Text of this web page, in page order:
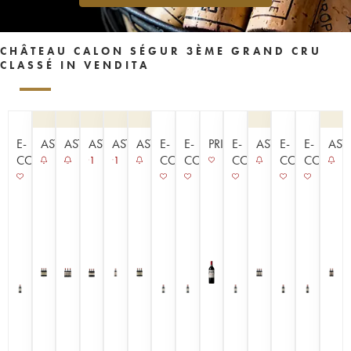
CHÂTEAU CALON SÉGUR 3ÈME GRAND CRU
CLASSÉ IN VENDITA
E-
COMMERCE
ASTAASTAASTA
1
ASTA
1
ASTAE-
COMMERCE
E-
COMMERCE
PRIMEURS
E-
COMMERCE
ASTAE-
COMMERCE
E-